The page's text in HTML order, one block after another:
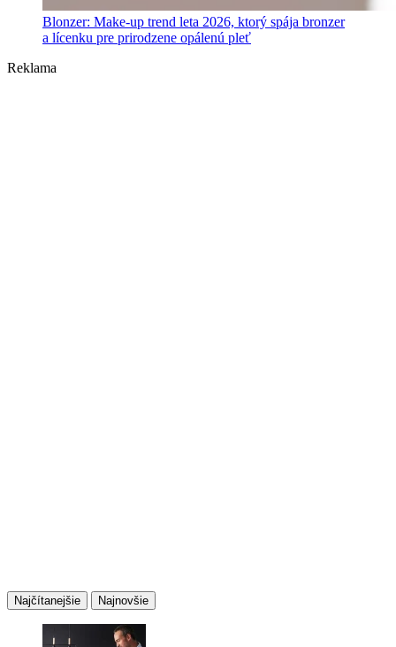
Blonzer: Make-up trend leta 2026, ktorý spája bronzer
a lícenku pre prirodzene opálenú pleť
Reklama
Najčítanejšie Najnovšie